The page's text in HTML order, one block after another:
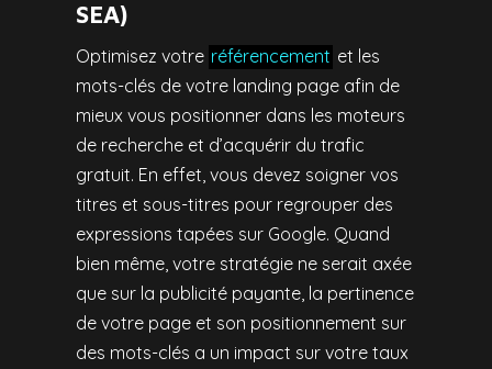
SEA)
Optimisez votre référencement et les
mots-clés de votre landing page afin de
mieux vous positionner dans les moteurs
de recherche et d’acquérir du trafic
gratuit. En effet, vous devez soigner vos
titres et sous-titres pour regrouper des
expressions tapées sur Google. Quand
bien même, votre stratégie ne serait axée
que sur la publicité payante, la pertinence
de votre page et son positionnement sur
des mots-clés a un impact sur votre taux